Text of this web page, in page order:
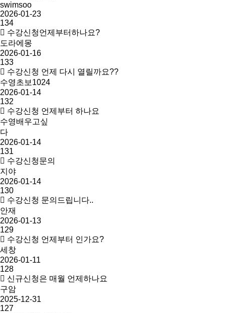
swimsoo
2026-01-23
134
수강신청언제부터하나요?
도라에몽
2026-01-16
133
수강신청 언제 다시 열릴까요??
수영초보1024
2026-01-14
132
수강신청 언제부터 하나요
수영배우고싶
다
2026-01-14
131
수강신청문의
지야
2026-01-14
130
수강신청 문의드립니다..
안재
2026-01-13
129
수강신청 언제부터 인가요?
세창
2026-01-11
128
신규신청은 매월 언제하나요
구암
2025-12-31
127